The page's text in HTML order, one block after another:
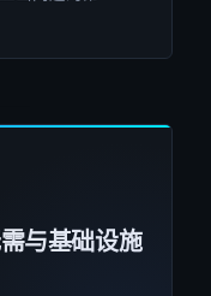
与基础设施